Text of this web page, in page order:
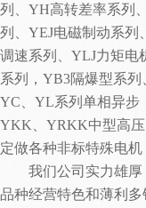
列、YH高转差率系列
列、YEJ电磁制动系列
调速系列、YLJ力矩电
系列，YB3隔爆型系列
YC、YL系列单相异步
YKK、YRKK中型高
定做各种非标特殊电机
我们公司实力雄厚
品种经营特色和薄利多